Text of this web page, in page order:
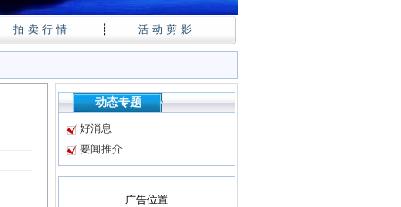
拍卖行情 ┊ 活动剪影
动态专题
好消息
要闻推介
广告位置